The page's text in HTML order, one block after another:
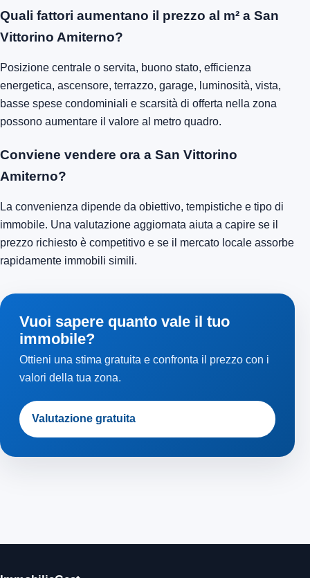
Quali fattori aumentano il prezzo al m² a San
Vittorino Amiterno?
Posizione centrale o servita, buono stato, efficienza
energetica, ascensore, terrazzo, garage, luminosità, vista,
basse spese condominiali e scarsità di offerta nella zona
possono aumentare il valore al metro quadro.
Conviene vendere ora a San Vittorino
Amiterno?
La convenienza dipende da obiettivo, tempistiche e tipo di
immobile. Una valutazione aggiornata aiuta a capire se il
prezzo richiesto è competitivo e se il mercato locale assorbe
rapidamente immobili simili.
Vuoi sapere quanto vale il tuo
immobile?
Ottieni una stima gratuita e confronta il prezzo con i
valori della tua zona.
Valutazione gratuita